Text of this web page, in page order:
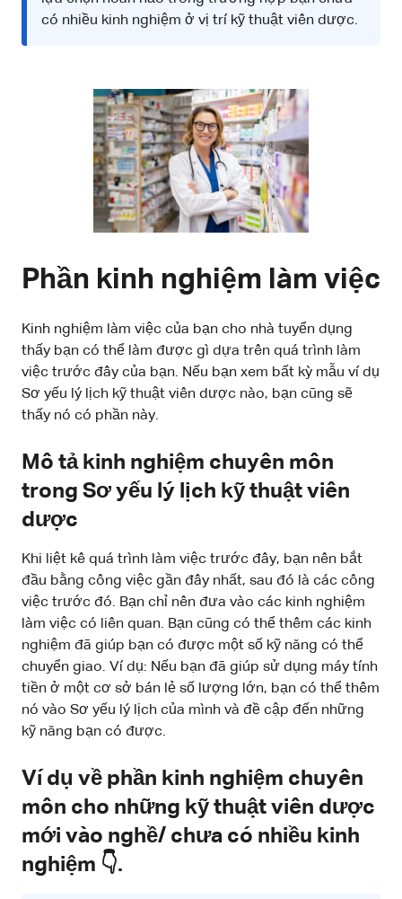
có nhiều kinh nghiệm ở vị trí kỹ thuật viên dược.
Phần kinh nghiệm làm việc
Kinh nghiệm làm việc của bạn cho nhà tuyển dụng
thấy bạn có thể làm được gì dựa trên quá trình làm
việc trước đây của bạn. Nếu bạn xem bất kỳ mẫu ví dụ
Sơ yếu lý lịch kỹ thuật viên dược nào, bạn cũng sẽ
thấy nó có phần này.
Mô tả kinh nghiệm chuyên môn
trong Sơ yếu lý lịch kỹ thuật viên
dược
Khi liệt kê quá trình làm việc trước đây, bạn nên bắt
đầu bằng công việc gần đây nhất, sau đó là các công
việc trước đó. Bạn chỉ nên đưa vào các kinh nghiệm
làm việc có liên quan. Bạn cũng có thể thêm các kinh
nghiệm đã giúp bạn có được một số kỹ năng có thể
chuyển giao. Ví dụ: Nếu bạn đã giúp sử dụng máy tính
tiền ở một cơ sở bán lẻ số lượng lớn, bạn có thể thêm
nó vào Sơ yếu lý lịch của mình và đề cập đến những
kỹ năng bạn có được.
Ví dụ về phần kinh nghiệm chuyên
môn cho những kỹ thuật viên dược
mới vào nghề/ chưa có nhiều kinh
nghiệm 👇.